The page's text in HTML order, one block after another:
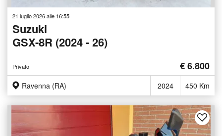
21 luglio 2026 alle 16:55
Suzuki
GSX-8R (2024 - 26)
Privato € 6.800
Ravenna (RA) 2024 450 Km